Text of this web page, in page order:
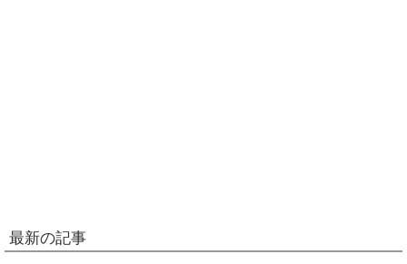
最新の記事